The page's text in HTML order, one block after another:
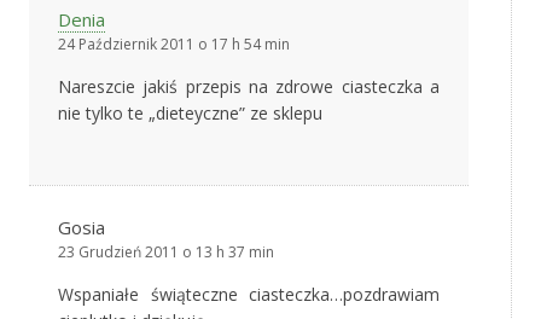
Denia
24 Październik 2011 o 17 h 54 min
Nareszcie jakiś przepis na zdrowe ciasteczka a
nie tylko te „dieteyczne” ze sklepu
Gosia
23 Grudzień 2011 o 13 h 37 min
Wspaniałe świąteczne ciasteczka…pozdrawiam